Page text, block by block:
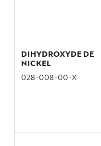
DIHYDROXYDE DE
NICKEL
028-008-00-X